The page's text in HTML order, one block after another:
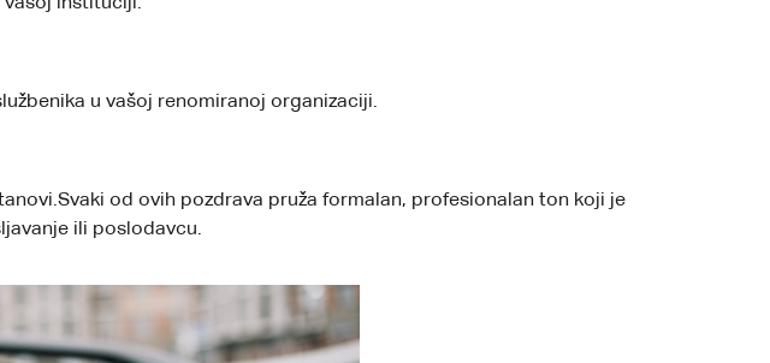
u vašoj renomiranoj organizaciji.
od ovih pozdrava pruža formalan, profesionalan ton koji je
ili poslodavcu.